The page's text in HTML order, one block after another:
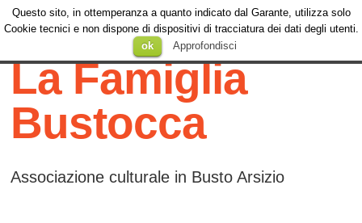
Menu
SKIP TO
Menu
La Famiglia
Bustocca
Associazione culturale in Busto Arsizio
Questo sito, in ottemperanza a quanto indicato dal Garante, utilizza solo
Cookie tecnici e non dispone di dispositivi di tracciatura dei dati degli utenti.
ok
Approfondisci